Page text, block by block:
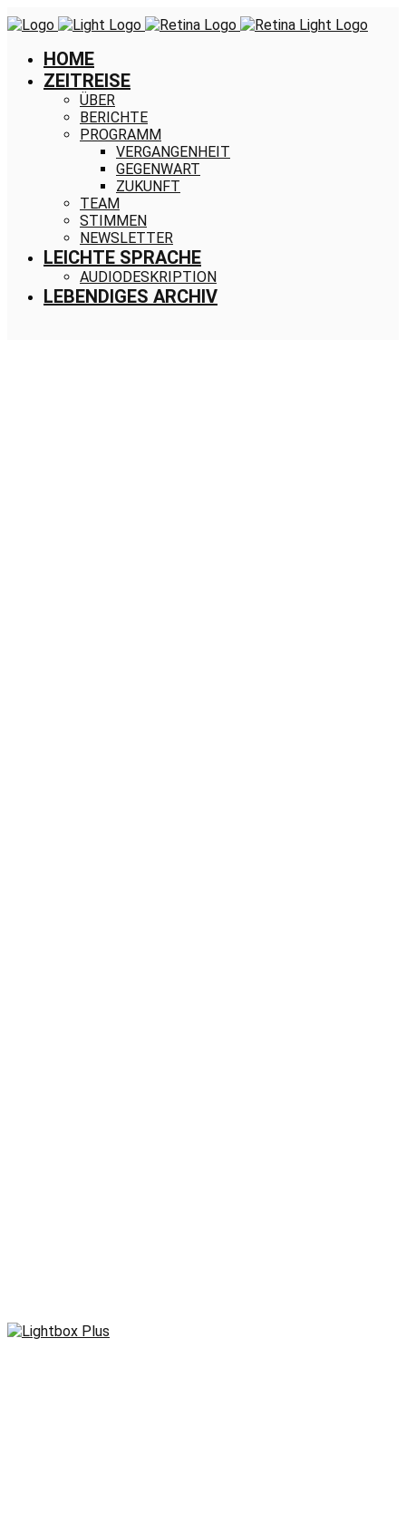
HOME
ZEITREISE
ÜBER
BERICHTE
PROGRAMM
VERGANGENHEIT
GEGENWART
ZUKUNFT
TEAM
STIMMEN
NEWSLETTER
LEICHTE SPRACHE
AUDIODESKRIPTION
LEBENDIGES ARCHIV